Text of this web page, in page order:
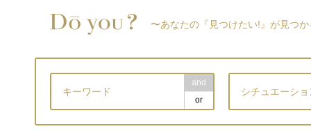
〜あなたの『見つけたい!』が見つか
and
or
シチュエーシ